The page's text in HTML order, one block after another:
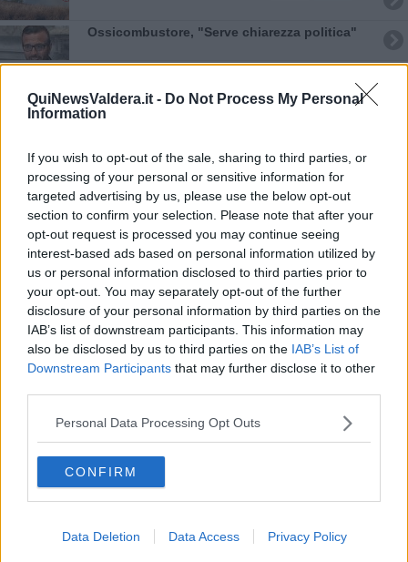
QuiNewsValdera.it - Do Not Process My Personal
Information
If you wish to opt-out of the sale, sharing to third parties, or
processing of your personal or sensitive information for
targeted advertising by us, please use the below opt-out
section to confirm your selection. Please note that after your
opt-out request is processed you may continue seeing
interest-based ads based on personal information utilized by
us or personal information disclosed to third parties prior to
your opt-out. You may separately opt-out of the further
disclosure of your personal information by third parties on the
IAB’s list of downstream participants. This information may
also be disclosed by us to third parties on the IAB’s List of
Downstream Participants that may further disclose it to other
Personal Data Processing Opt Outs
CONFIRM
Data Deletion Data Access Privacy Policy
Ossicombustore, "Serve chiarezza politica"
Casa inagibile dopo il rogo nel rimessaggio
Musica, dibattiti e convivialità, torna la Festa
Rossa a Perignano
Lucia e la sua famiglia lasciano I Tigli dopo
30 anni
Agrivoltaico in Val di Cava, Trapani: "Bene la
Valutazione ambientale""
Oltre 7mila euro a sostegno dei centri estivi
L'assessore regionale boccia
l'ossicombustore
Contro il Follonica Gavorrano la prima di
Coppa Italia
Casa Cerretini, Fratelli d'Italia sta con la
famiglia
Bus devastati dai vandali, "a rischio Valdera
Move"
Misericordie Pisane, Novi confermato
cordoglio